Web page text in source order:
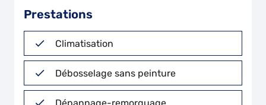
Prestations
Climatisation
Débosselage sans peinture
Dépannage-remorquage